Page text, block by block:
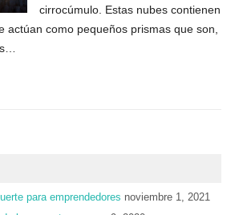
cirrocúmulo. Estas nubes contienen
actúan como pequeños prismas que son,
para emprendedores noviembre 1, 2021